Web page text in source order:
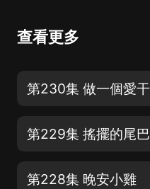
查看更多
第229集 搖擺的尾巴
第228集 晚安小雞